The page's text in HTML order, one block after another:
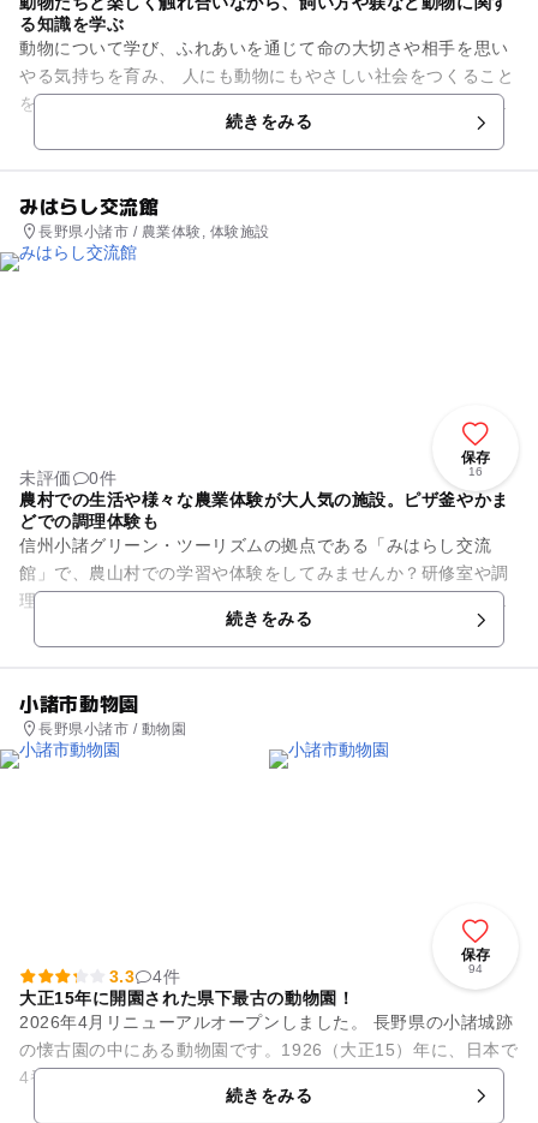
る知識を学ぶ
動物について学び、ふれあいを通じて命の大切さや相手を思い
やる気持ちを育み、 人にも動物にもやさしい社会をつくること
を目的に開設された「動物愛護センター ハローアニマル」。
アニマルシアター、図書...続きをみる
みはらし交流館
長野県小諸市 / 農業体験, 体験施設
保存
16
未評価
0件
農村での生活や様々な農業体験が大人気の施設。ピザ釜やかま
どでの調理体験も
信州小諸グリーン・ツーリズムの拠点である「みはらし交流
館」で、農山村での学習や体験をしてみませんか？研修室や調
理実習室、シャワー室をはじめ、屋外オープンスペースには本
格ピザ窯や、昔懐かしいかまど...
続きをみる
小諸市動物園
長野県小諸市 / 動物園
保存
94
3.3
4件
大正15年に開園された県下最古の動物園！
2026年4月リニューアルオープンしました。 長野県の小諸城跡
の懐古園の中にある動物園です。1926（大正15）年に、日本で
4番目の動物園として開園して以来、長い歴史を刻んでいま
続きをみる